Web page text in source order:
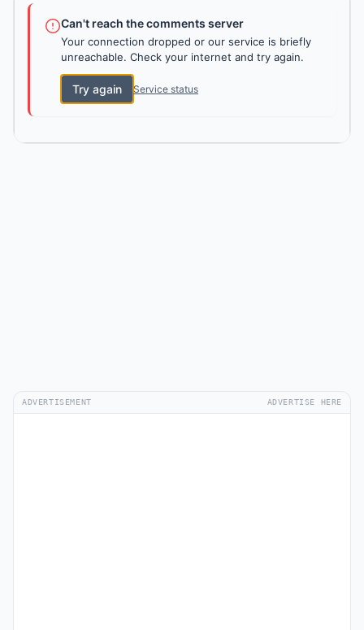
Can't reach the comments server
Your connection dropped or our service is briefly
unreachable. Check your internet and try again.
Try again Service status
ADVERTISEMENT ADVERTISE HERE